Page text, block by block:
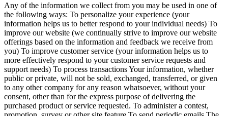
Any of the information we collect from you may be used in one of
the following ways: To personalize your experience (your
information helps us to better respond to your individual needs) To
improve our website (we continually strive to improve our website
offerings based on the information and feedback we receive from
you) To improve customer service (your information helps us to
more effectively respond to your customer service requests and
support needs) To process transactions Your information, whether
public or private, will not be sold, exchanged, transferred, or given
to any other company for any reason whatsoever, without your
consent, other than for the express purpose of delivering the
purchased product or service requested. To administer a contest,